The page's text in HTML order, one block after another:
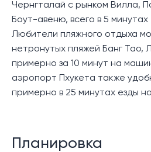
Чернгталай с рынком Вилла,
Боут-авеню, всего в 5
Любители пляжного отдыха
нетронутых пляжей Банг Тао,
примерно за 10 минут на
аэропорт Пхукета также
примерно в 25 минутах езды
Планировка